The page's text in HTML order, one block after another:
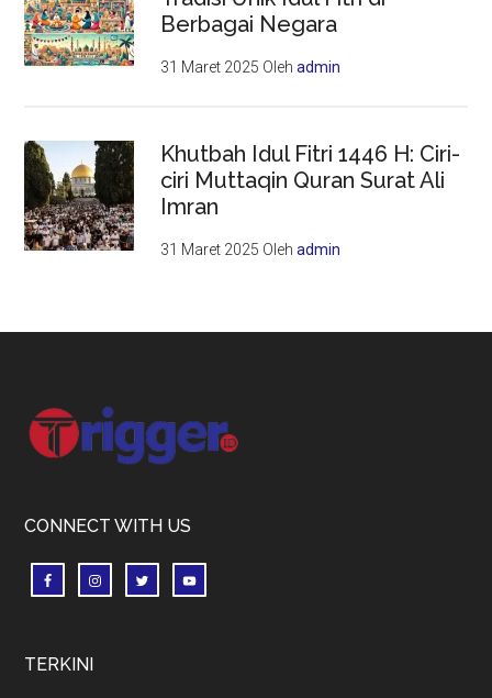
Berbagai Negara
31 Maret 2025 Olehadmin
Khutbah Idul Fitri 1446 H: Ciri-
ciri Muttaqin Quran Surat Ali
Imran
31 Maret 2025 Olehadmin
Footer
CONNECT WITH US
TERKINI